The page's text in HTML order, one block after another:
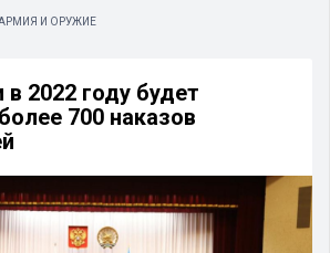
И ОРУЖИЕ
2022 году будет
700 наказов